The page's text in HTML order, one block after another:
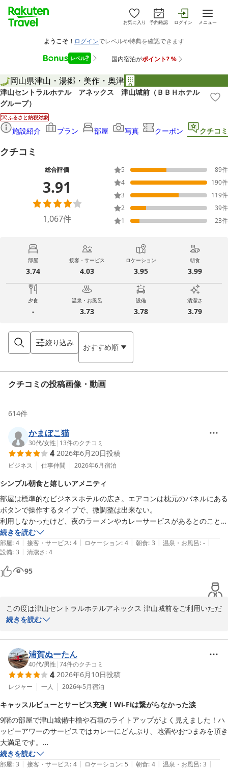
お気に入り 予約確認 ログイン メニュー
岡山県津山・湯郷・美作・奥津
津山セントラルホテル アネックス 津山城前（ＢＢＨホテル
グループ）
ふるさと納税対象
施設紹介 プラン 部屋 写真 クーポン クチコミ
クチコミ
総合評価
3.91
1,067件
5 89件
4
190件
3
119件
2
39件
1
23件
部屋
3.74
接客・サービス
4.03
ロケーション
3.95
朝食
3.99
夕食
-
温泉・お風呂
3.73
設備
3.78
清潔さ
3.79
絞り込み おすすめ順
クチコミの投稿画像・動画
614件
かまぼこ猫
30代/女性 | 13件のクチコミ
4 2026年6月20日投稿
ビジネス 仕事仲間 2026年6月宿泊
シンプル朝食と嬉しいアメニティ
部屋は標準的なビジネスホテルの広さ。エアコンは枕元のパネルにある
ボタンで操作するタイプで、微調整は出来ない。
利用しなかったけど、夜のラーメンやカレーサービスがあるとのこと。
安く済ませたい人にはおすすめかと思います。
朝食はシンプルめでやや会場が狭い。カレーなどそれぞれ美味しかった
です。
女性にはスキンケアセットと入溶剤がプレゼントされ、嬉しいのですが
男性にも聞いてプレゼントしてもいいのではと思ったりもしました。
続きを読む
部屋: 4 | 接客・サービス: 4 | ロケーション: 4 | 朝食: 3 | 温泉・お風呂: - |
設備: 3 | 清潔さ: 4
95
この度は津山セントラルホテルアネックス 津山城前をご利用いただ
き、誠にありがとうございます。
客室や朝食につきまして、ご感想をお寄せいただきありがとうござ
います。
朝食のカレーなども美味しくお召し上がりいただけたとのこと、大
変嬉しく拝読いたしました。
何よりでございます。
男性用アメニティに関する貴重なご意見につきましても、今後のサ
ービス向上の参考とさせていただきます。
当館では夜の軽食サービスもご用意しておりますので、次回ご利用
の際にはぜひお楽しみいただけますと幸いです。
続きを読む
浦賀ぬーたん
40代/男性 |74件のクチコミ
4 2026年6月10日投稿
レジャー 一人 2026年5月宿泊
キャッスルビューとサービス充実！Wi-Fiは繋がらなかった涙
9階の部屋で津山城備中櫓や石垣のライトアップがよく見えました！ハ
ッピーアワーのサービスではカレーにどんぶり、地酒やおつまみを頂き
大満足です。
朝食も小規模バイキングでありながら私は美味しく頂きました。
部屋のWi-Fiがほとんど繋がらなかったので、そこは残念でした。全体
続きを読む
部屋: 3 | 接客・サービス: 4 | ロケーション: 5 | 朝食: 4 | 温泉・お風呂: 3 |